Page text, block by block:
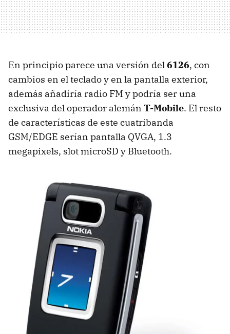
En principio parece una versión del6126, con
cambios en el teclado y en la pantalla exterior,
además añadiría radio FM y podría ser una
exclusiva del operador alemán T-Mobile. El resto
de características de este cuatribanda
GSM/EDGE serían pantalla QVGA, 1.3
megapixels, slot microSD y Bluetooth.